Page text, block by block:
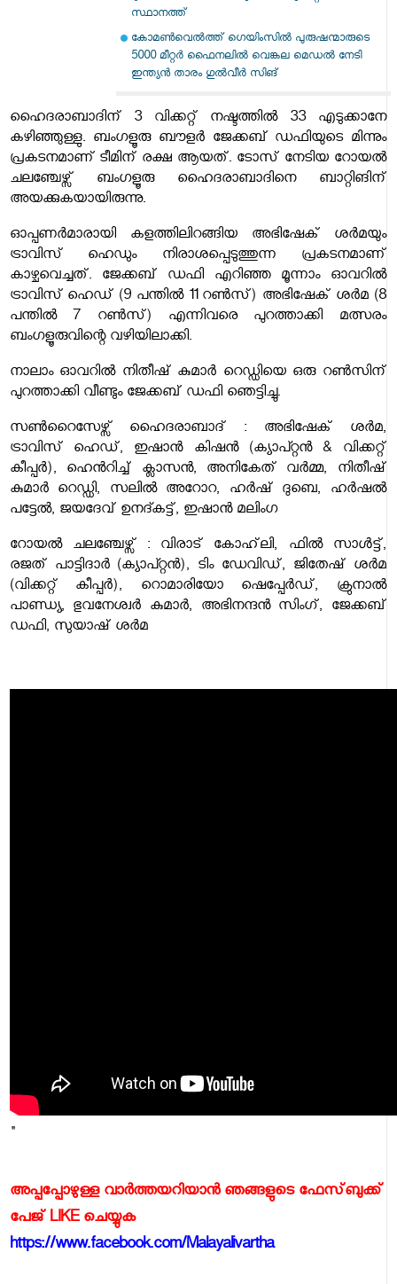
സ്ഥാനത്ത്
കോമൺവെൽത്ത് ഗെയിംസിൽ പുരുഷന്മാരുടെ
5000 മീറ്റർ ഫൈനലിൽ വെങ്കല മെഡൽ നേടി
ഇന്ത്യൻ താരം ഗുൽവീർ സിങ്
ഹൈദരാബാദിന് 3 വിക്കറ്റ് നഷ്ടത്തിൽ 33 എടുക്കാനേ
കഴിഞ്ഞുള്ളു. ബംഗളൂരു ബൗളർ ജേക്കബ് ഡഫിയുടെ മിന്നും
പ്രകടനമാണ് ടീമിന് രക്ഷ ആയത്. ടോസ് നേടിയ റോയല്‍
ചലഞ്ചേഴ്സ് ബംഗളൂരു ഹൈദരാബാദിനെ ബാറ്റിങിന്
അയക്കുകയായിരുന്നു.
ഓപ്പണർമാരായി കളത്തിലിറങ്ങിയ അഭിഷേക് ശർമയും
ട്രാവിസ് ഹെഡും നിരാശപ്പെടുത്തുന്ന പ്രകടനമാണ്
കാഴ്ചവെച്ചത്. ജേക്കബ് ഡഫി എറിഞ്ഞ മൂന്നാം ഓവറിൽ
ട്രാവിസ് ഹെഡ് (9 പന്തിൽ 11 റൺസ്) അഭിഷേക് ശർമ (8
പന്തിൽ 7 റൺസ്) എന്നിവരെ പുറത്താക്കി മത്സരം
ബംഗളൂരുവിന്റെ വഴിയിലാക്കി.
നാലാം ഓവറിൽ നിതീഷ് കുമാർ റെഡ്ഡിയെ ഒരു റൺസിന്
പുറത്താക്കി വീണ്ടും ജേക്കബ് ഡഫി ഞെട്ടിച്ചു.
സൺറൈസേഴ്സ് ഹൈദരാബാദ് : അഭിഷേക് ശർമ,
ട്രാവിസ് ഹെഡ്, ഇഷാൻ കിഷൻ (ക്യാപ്റ്റൻ & വിക്കറ്റ്
കീപ്പ‍ർ), ഹെൻറിച്ച് ക്ലാസൻ, അനികേത് വർമ്മ, നിതീഷ്
കുമാർ റെഡ്ഡി, സലിൽ അറോറ, ഹർഷ് ദുബെ, ഹർഷൽ
പട്ടേൽ, ജയദേവ് ഉനദ്കട്ട്, ഇഷാൻ മലിംഗ
റോയൽ ചലഞ്ചേഴ്സ് : വിരാട് കോഹ്‌ലി, ഫിൽ സാൾട്ട്,
രജത് പാട്ടിദാർ (ക്യാപ്റ്റൻ), ടിം ഡേവിഡ്, ജിതേഷ് ശർമ
(വിക്കറ്റ് കീപ്പ‍ർ), റൊമാരിയോ ഷെപ്പേർഡ്, ക്രുനാൽ
പാണ്ഡ്യ, ഭുവനേശ്വർ കുമാർ, അഭിനന്ദൻ സിംഗ്, ജേക്കബ്
ഡഫി, സുയാഷ് ശർമ
"
അപ്പപ്പോഴുള്ള വാര്‍ത്തയറിയാന്‍ ഞങ്ങളുടെ ഫേസ്‌ബുക്ക്‌
പേജ് LIKE ചെയ്യുക
https://www.facebook.com/Malayalivartha